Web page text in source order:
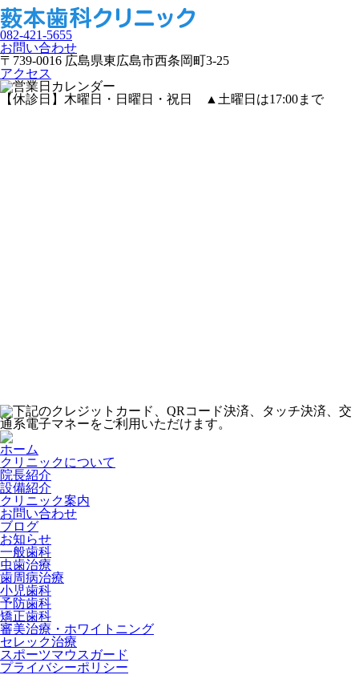
082-421-5655
お問い合わせ
〒739-0016 広島県東広島市西条岡町3-25
アクセス
【休診日】木曜日・日曜日・祝日
▲ 土曜日は17:00まで
下記のクレジットカード、QRコード決済、タッチ決済、交
通系電子マネーをご利用いただけます。
ホーム
クリニックについて
院長紹介
設備紹介
クリニック案内
お問い合わせ
ブログ
お知らせ
一般歯科
虫歯治療
歯周病治療
小児歯科
予防歯科
矯正歯科
審美治療・ホワイトニング
セレック治療
スポーツマウスガード
プライバシーポリシー